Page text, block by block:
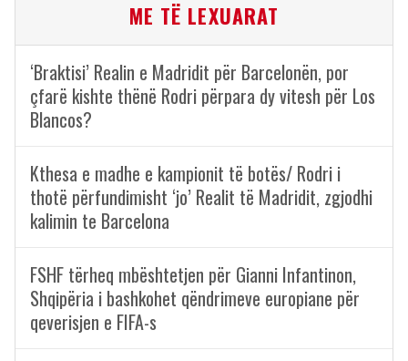
ME TË LEXUARAT
‘Braktisi’ Realin e Madridit për Barcelonën, por
çfarë kishte thënë Rodri përpara dy vitesh për Los
Blancos?
Kthesa e madhe e kampionit të botës/ Rodri i
thotë përfundimisht ‘jo’ Realit të Madridit, zgjodhi
kalimin te Barcelona
FSHF tërheq mbështetjen për Gianni Infantinon,
Shqipëria i bashkohet qëndrimeve europiane për
qeverisjen e FIFA-s